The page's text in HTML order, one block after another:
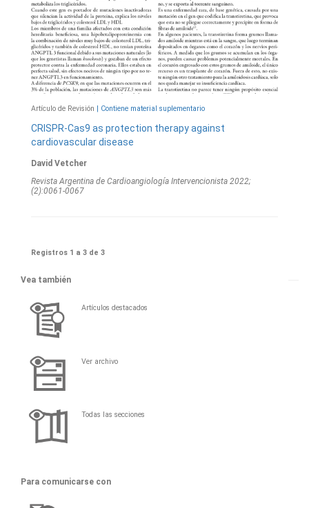
Artículo de Revisión | Contiene material suplementario
CRISPR-Cas9 as protection therapy against
cardiovascular disease
David Vetcher
Revista Argentina de Cardioangiologí­a Intervencionista 2022;
(2):0061-0067
Registros 1 a 3 de 3
Vea también
Artículos destacados
Ver archivo
Todas las secciones
Para comunicarse con